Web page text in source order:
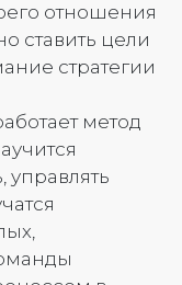
отношения
ставить цели
стратегии
метод
управлять